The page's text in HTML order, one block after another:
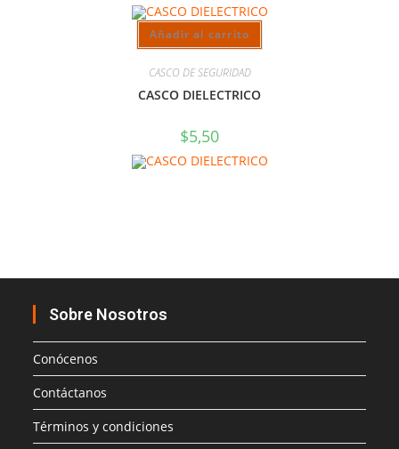
Añadir al carrito
CASCO DE SEGURIDAD
CASCO DIELECTRICO
$5,50
Sobre Nosotros
Conócenos
Contáctanos
Términos y condiciones